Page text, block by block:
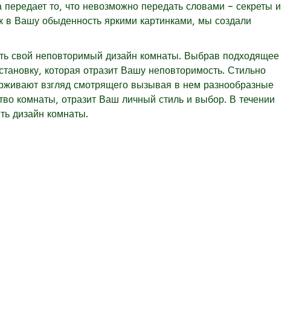
то, что невозможно передать словами – секреты и
в Вашу обыденность яркими картинками, мы создали
свой неповторимый дизайн комнаты. Выбрав подходящее
которая отразит Вашу неповторимость. Стильно
взгляд смотрящего вызывая в нем разнообразные
комнаты, отразит Ваш личный стиль и выбор. В течении
дизайн комнаты.